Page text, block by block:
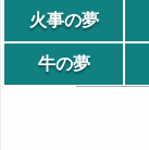
火事の夢
牛の夢